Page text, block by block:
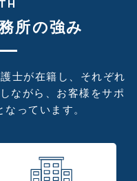
所の強み
士が在籍し、それぞれ
ながら、お客様をサポ
っています。